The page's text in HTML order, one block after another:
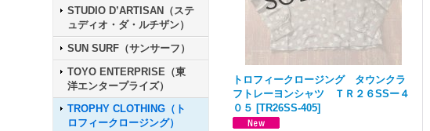
STUDIO D’ARTISAN（ステ
ュディオ・ダ・ルチザン）
SUN SURF（サンサーフ）
TOYO ENTERPRISE（東
洋エンタープライズ）
TROPHY CLOTHING（ト
ロフィークロージング）
トロフィークロージング タウンクラ
フトレーヨンシャツ ＴＲ２６SSー４
０５ [TR26SS-405]